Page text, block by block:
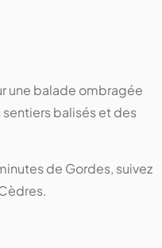
une balade ombragée
sentiers balisés et des
de Gordes, suivez